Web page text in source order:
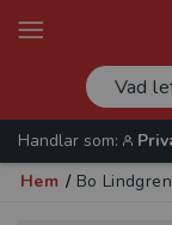
Handlar som:
Hem / Bo Lindgren